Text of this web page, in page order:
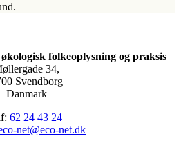
folkeoplysning og praksis
34,
Svendborg
Danmark
62 24 43 24
net@eco-net.dk